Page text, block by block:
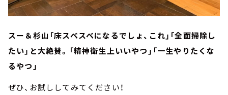
スー＆杉山「床スベスベになるでしょ、これ」「全面掃除し
たい」と大絶賛。「精神衛生上いいやつ」「一生やりたくな
るやつ」
ぜひ、お試ししてみてください！